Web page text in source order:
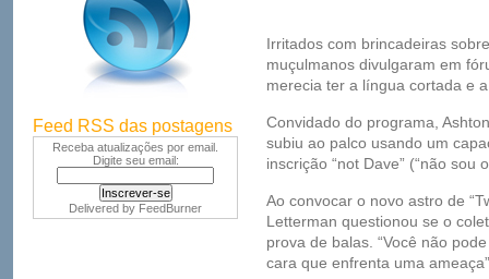
Feed RSS das postagens
Receba atualizações por email.
Digite seu email:
Delivered by FeedBurner
Irritados com brincadeiras
muçulmanos divulgaram em
merecia ter a língua cortada e
Convidado do programa,
subiu ao palco usando um
inscrição “not Dave” (“não sou
Ao convocar o novo astro de
Letterman questionou se o
prova de balas. “Você não
cara que enfrenta uma